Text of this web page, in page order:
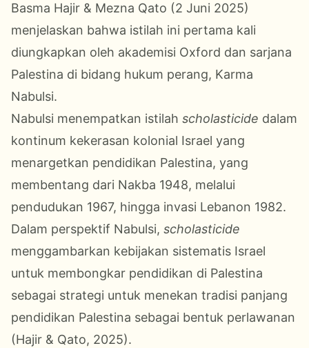
Basma Hajir & Mezna Qato (2 Juni 2025)
menjelaskan bahwa istilah ini pertama kali
diungkapkan oleh akademisi Oxford dan sarjana
Palestina di bidang hukum perang, Karma
Nabulsi.
Nabulsi menempatkan istilah scholasticide dalam
kontinum kekerasan kolonial Israel yang
menargetkan pendidikan Palestina, yang
membentang dari Nakba 1948, melalui
pendudukan 1967, hingga invasi Lebanon 1982.
Dalam perspektif Nabulsi, scholasticide
menggambarkan kebijakan sistematis Israel
untuk membongkar pendidikan di Palestina
sebagai strategi untuk menekan tradisi panjang
pendidikan Palestina sebagai bentuk perlawanan
(Hajir & Qato, 2025).